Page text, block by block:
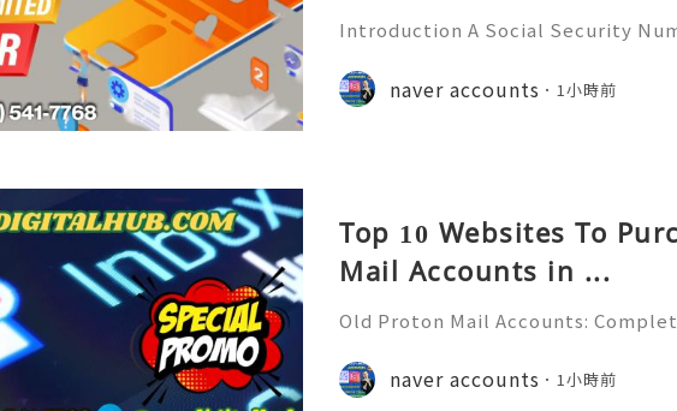
Introduction A Social Security
official identification,
overnment-related pur
naver accounts 1小時前
Top 10 Websites To
Mail Accounts in ...
Old Proton Mail Accounts:
liable 24/7 Customer Support
06) 541-7768
naver accounts 1小時前